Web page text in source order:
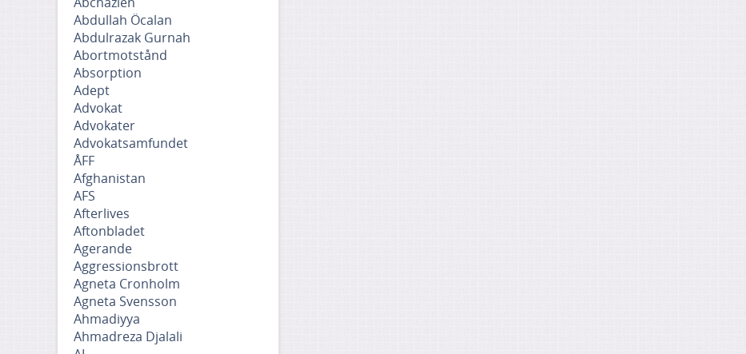
Abdullah Öcalan
Abdulrazak Gurnah
Abortmotstånd
Absorption
Adept
Advokat
Advokater
Advokatsamfundet
ÅFF
Afghanistan
AFS
Afterlives
Aftonbladet
Agerande
Aggressionsbrott
Agneta Cronholm
Agneta Svensson
Ahmadiyya
Ahmadreza Djalali